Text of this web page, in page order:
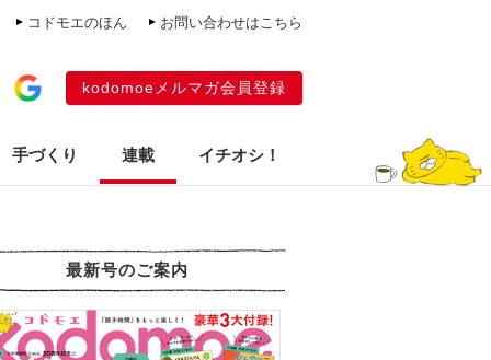
コドモエのほん お問い合わせはこちら
kodomoeメルマガ会員登録
手づくり 連載 イチオシ！
最新号のご案内